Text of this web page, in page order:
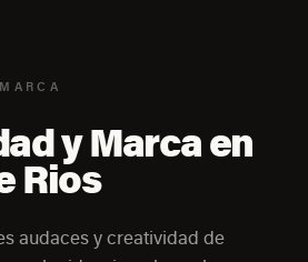
y Marca en
Rios
audaces y creatividad de